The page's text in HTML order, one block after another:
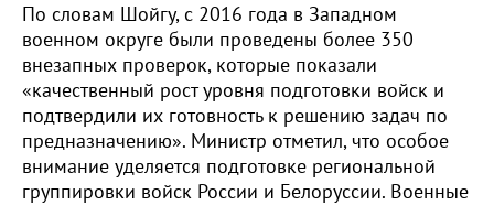
По словам Шойгу, с 2016 года в Западном
военном округе были проведены более 350
внезапных проверок, которые показали
«качественный рост уровня подготовки войск и
подтвердили их готовность к решению задач по
предназначению». Министр отметил, что особое
внимание уделяется подготовке региональной
группировки войск России и Белоруссии. Военные